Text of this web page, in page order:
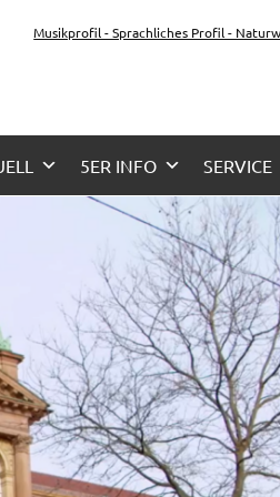
Musikprofil - Sprachliches Profil -
5ER INFO SERVICE